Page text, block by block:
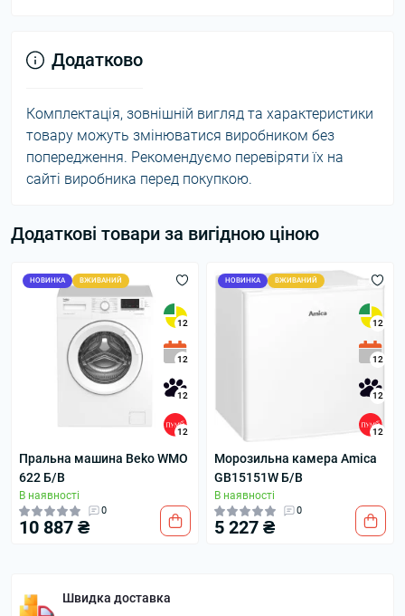
Додатково
Комплектація, зовнішній вигляд та характеристики
товару можуть змінюватися виробником без
попередження. Рекомендуємо перевіряти їх на
сайті виробника перед покупкою.
Додаткові товари за вигідною ціною
НОВИНКА ВЖИВАНИЙ
12
12
12
12
Пральна машина Beko WMO
622 Б/В
В наявності
0
10 887 ₴
НОВИНКА ВЖИВАНИЙ
12
12
12
12
Морозильна камера Amica
GB15151W Б/В
В наявності
0
5 227 ₴
Швидка доставка